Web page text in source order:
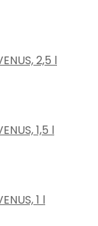
2,5 l
1,5 l
1 l